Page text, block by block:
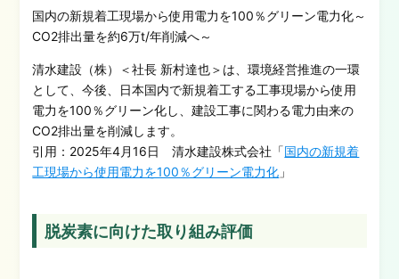
国内の新規着工現場から使用電力を100％グリーン電力化～
CO2排出量を約6万t/年削減へ～
清水建設（株）＜社長 新村達也＞は、環境経営推進の一環
として、今後、日本国内で新規着工する工事現場から使用
電力を100％グリーン化し、建設工事に関わる電力由来の
CO2排出量を削減します。
引用：2025年4月16日 清水建設株式会社「国内の新規着
工現場から使用電力を100％グリーン電力化 」
脱炭素に向けた取り組み評価